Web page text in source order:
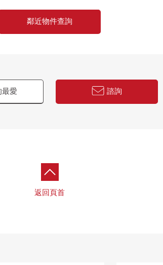
鄰近物件查詢
最愛 諮詢
返回頁首